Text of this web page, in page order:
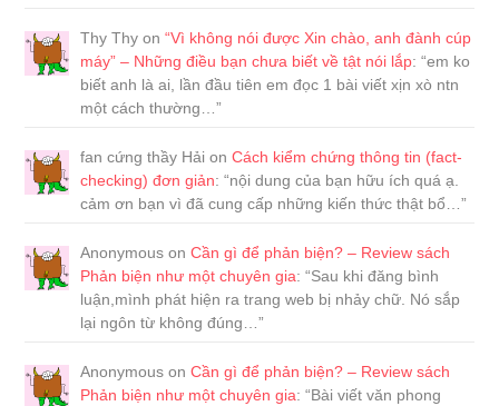
Thy Thy on“Vì không nói được Xin chào, anh đành cúp
máy” – Những điều bạn chưa biết về tật nói lắp: “em ko
biết anh là ai, lần đầu tiên em đọc 1 bài viết xịn xò ntn
một cách thường…”
fan cứng thầy Hải onCách kiểm chứng thông tin (fact-
checking) đơn giản: “nội dung của bạn hữu ích quá ạ.
cảm ơn bạn vì đã cung cấp những kiến thức thật bổ…”
Anonymous onCần gì để phản biện? – Review sách
Phản biện như một chuyên gia: “Sau khi đăng bình
luận,mình phát hiện ra trang web bị nhảy chữ. Nó sắp
lại ngôn từ không đúng…”
Anonymous onCần gì để phản biện? – Review sách
Phản biện như một chuyên gia: “Bài viết văn phong